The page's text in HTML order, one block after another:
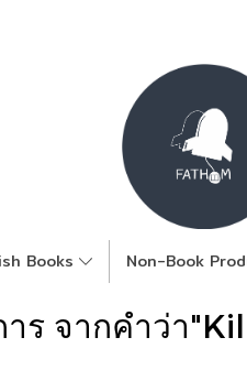
Books Non-Book
าร จากคำว่า